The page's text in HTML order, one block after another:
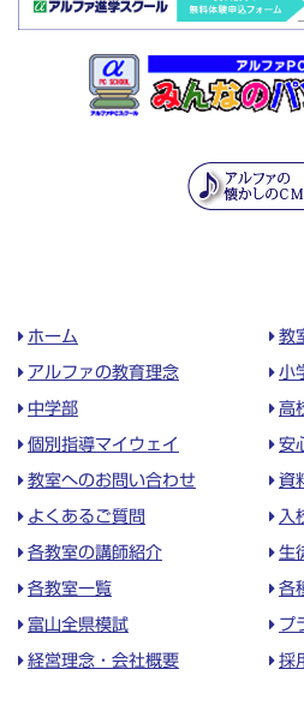
ホーム 教
アルファの教育理念 小
中学部 高
個別指導マイウェイ 安
教室へのお問い合わせ 資
よくあるご質問 入
各教室の講師紹介 生
各教室一覧 各
富山全県模試 プ
経営理念・会社概要 採